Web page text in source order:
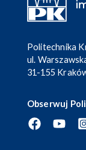
Politechnika
ul.
31-155
Obserwuj